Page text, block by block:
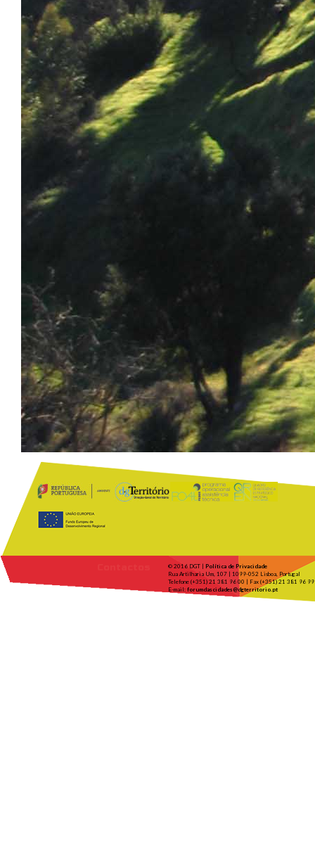
© 2016 DGT | Política de Privacidade
Rua Artilharia Um, 107 | 1099-052 Lisboa, Portugal
Telefone (+351) 21 381 96 00 | Fax (+351) 21 381 96 99
E-mail: forumdascidades@dgterritorio.pt